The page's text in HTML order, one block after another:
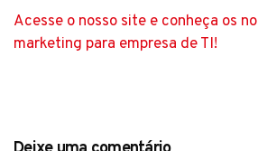
Acesse o nosso site e conheça os
marketing para empresa de TI!